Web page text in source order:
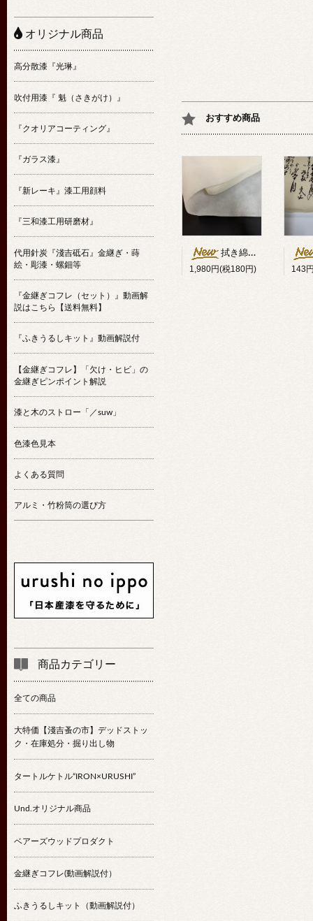
おすすめ商品
拭き綿代用クロス25cm幅×10m
1,980円(税180円) 143
オリジナル商品
高分散漆『光琳』
吹付用漆『 魁（さきがけ）』
『クオリアコーティング』
『ガラス漆』
『新レーキ』漆工用顔料
『三和漆工用研磨材』
代用針炭『淺吉砥石』金継ぎ・蒔
絵・彫漆・螺鈿等
『金継ぎコフレ（セット）』動画解
説はこちら【送料無料】
『ふきうるしキット』動画解説付
【金継ぎコフレ】「欠け・ヒビ」の
金継ぎピンポイント解説
漆と木のストロー「／suw」
色漆色見本
よくある質問
アルミ・竹粉筒の選び方
商品カテゴリー
全ての商品
大特価【淺吉蚤の市】デッドストッ
ク・在庫処分・掘り出し物
タートルケトル“IRON×URUSHI”
Und.オリジナル商品
ベアーズウッドプロダクト
金継ぎコフレ(動画解説付）
ふきうるしキット（動画解説付）